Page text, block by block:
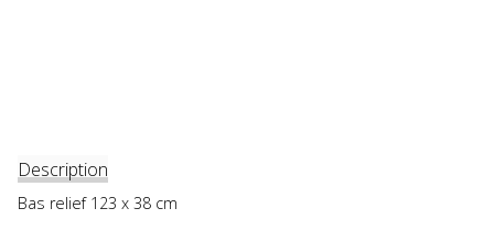
Description
Bas relief 123 x 38 cm